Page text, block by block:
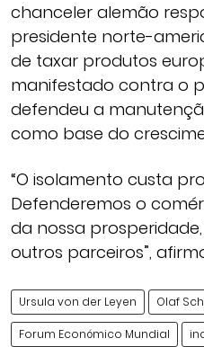
chanceler alemão
presidente norte-
de taxar produtos
manifestado contra o
defendeu a
como base do
“O isolamento custa
Defenderemos o
da nossa
outros parceiros”,
Ursula von der Leyen Olaf
Forum Económico Mundial